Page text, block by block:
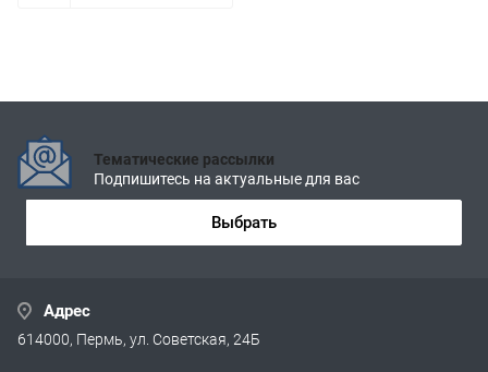
Тематические рассылки
Подпишитесь на актуальные для вас
Выбрать
Адрес
614000, Пермь, ул. Советская, 24Б